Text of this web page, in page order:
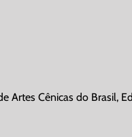
Artes Cênicas do Brasil,